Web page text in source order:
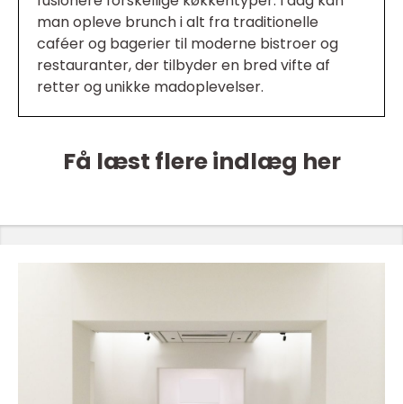
man opleve brunch i alt fra traditionelle
caféer og bagerier til moderne bistroer og
restauranter, der tilbyder en bred vifte af
retter og unikke madoplevelser.
Få læst flere indlæg her